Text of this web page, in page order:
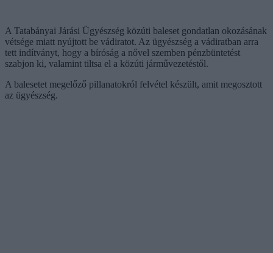
A Tatabányai Járási Ügyészség közúti baleset gondatlan okozásának
vétsége miatt nyújtott be vádiratot. Az ügyészség a vádiratban arra
tett indítványt, hogy a bíróság a nővel szemben pénzbüntetést
szabjon ki, valamint tiltsa el a közúti járművezetéstől.
A balesetet megelőző pillanatokról felvétel készült, amit megosztott
az ügyészség.